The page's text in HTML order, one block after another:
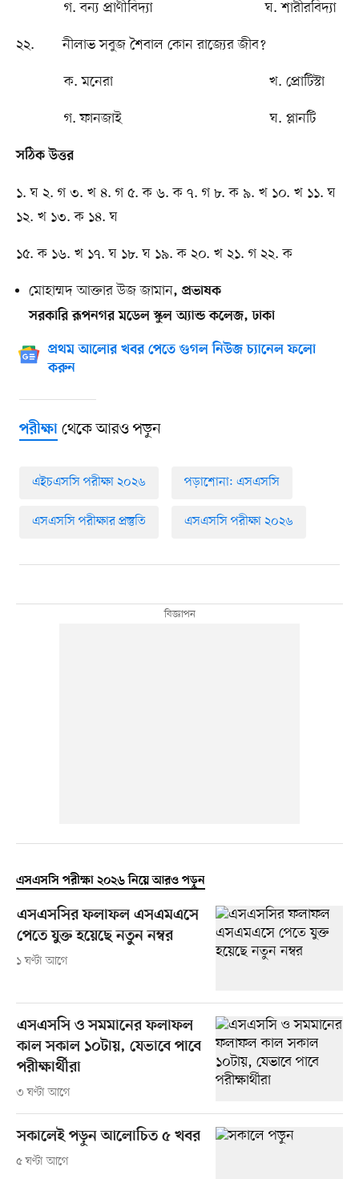
গ. বন্য প্রাণীবিদ্যা ঘ. শারীরবিদ্যা
২২. নীলাভ সবুজ শৈবাল কোন রাজ্যের জীব?
ক. মনেরা খ. প্রোটিস্টা
গ. ফানজাই ঘ. প্লানটি
সঠিক উত্তর
১. ঘ ২. গ ৩. খ ৪. গ ৫. ক ৬. ক ৭. গ ৮. ক ৯. খ ১০. খ ১১. ঘ
১২. খ ১৩. ক ১৪. ঘ
১৫. ক ১৬. খ ১৭. ঘ ১৮. ঘ ১৯. ক ২০. খ ২১. গ ২২. ক
মোহাম্মদ আক্তার উজ জামান, প্রভাষক
সরকারি রূপনগর মডেল স্কুল অ্যান্ড কলেজ, ঢাকা
প্রথম আলোর খবর পেতে গুগল নিউজ চ্যানেল ফলো
করুন
পরীক্ষাথেকে আরও পড়ুন
এইচএসসি পরীক্ষা ২০২৬ পড়াশোনা: এসএসসি
এসএসসি পরীক্ষার প্রস্তুতি এসএসসি পরীক্ষা ২০২৬
এসএসসি পরীক্ষা ২০২৬ নিয়ে আরও পড়ুন
এসএসসির ফলাফল এসএমএসে
পেতে যুক্ত হয়েছে নতুন নম্বর
১ ঘণ্টা আগে
এসএসসি ও সমমানের ফলাফল
কাল সকাল ১০টায়, যেভাবে পাবে
পরীক্ষার্থীরা
৩ ঘণ্টা আগে
সকালেই পড়ুন আলোচিত ৫ খবর
৫ ঘণ্টা আগে